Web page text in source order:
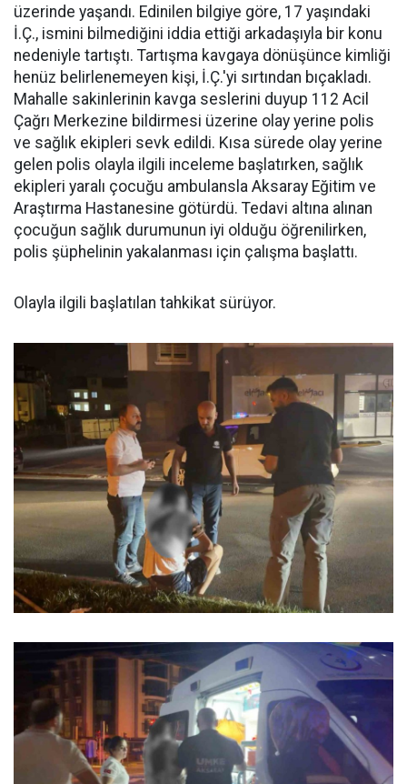
üzerinde yaşandı. Edinilen bilgiye göre, 17 yaşındaki
İ.Ç., ismini bilmediğini iddia ettiği arkadaşıyla bir konu
nedeniyle tartıştı. Tartışma kavgaya dönüşünce kimliği
henüz belirlenemeyen kişi, İ.Ç.'yi sırtından bıçakladı.
Mahalle sakinlerinin kavga seslerini duyup 112 Acil
Çağrı Merkezine bildirmesi üzerine olay yerine polis
ve sağlık ekipleri sevk edildi. Kısa sürede olay yerine
gelen polis olayla ilgili inceleme başlatırken, sağlık
ekipleri yaralı çocuğu ambulansla Aksaray Eğitim ve
Araştırma Hastanesine götürdü. Tedavi altına alınan
çocuğun sağlık durumunun iyi olduğu öğrenilirken,
polis şüphelinin yakalanması için çalışma başlattı.
Olayla ilgili başlatılan tahkikat sürüyor.